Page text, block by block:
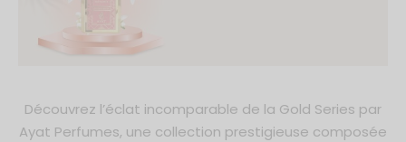
Découvrez l’éclat incomparable de la Gold Series par
Ayat Perfumes, une collection prestigieuse composée
Mixte
Parfumée Femme
Parfumée Mixte
Freshener 320ml